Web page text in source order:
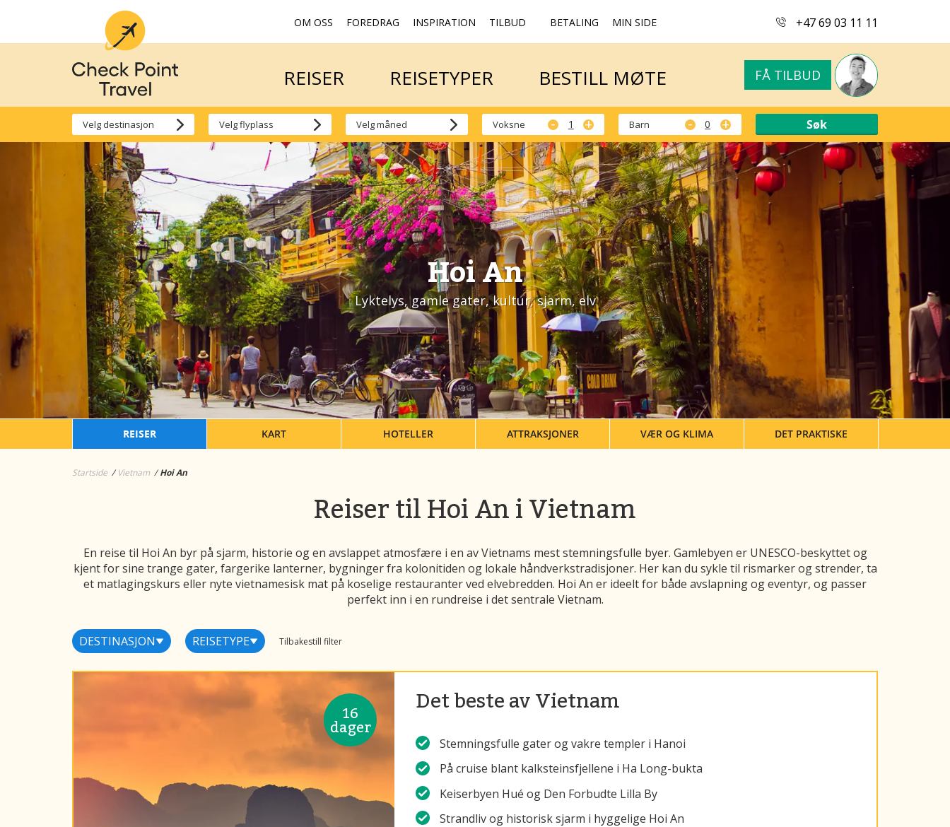
+47 69 03 11 11
OM OSS FOREDRAG INSPIRATION TILBUD BETALING MIN SIDE
REISER REISETYPER BESTILL MØTE FÅ TILBUD
REISER REISETYPER BESTILL MØTE FÅ TILBUD
Voksne - + Barn - +
Hoi An
Lyktelys, gamle gater, kultur, sjarm, elv
REISER KART HOTELLER ATTRAKSJONER VÆR OG KLIMA DET PRAKTISKE
Startside Vietnam Hoi An
Reiser til Hoi An i Vietnam
En reise til Hoi An byr på sjarm, historie og en avslappet atmosfære i en av Vietnams mest stemningsfulle byer. Gamlebyen er UNESCO-beskyttet og
kjent for sine trange gater, fargerike lanterner, bygninger fra kolonitiden og lokale håndverkstradisjoner. Her kan du sykle til rismarker og strender, ta
et matlagingskurs eller nyte vietnamesisk mat på koselige restauranter ved elvebredden. Hoi An er ideelt for både avslapning og eventyr, og passer
perfekt inn i en rundreise i det sentrale Vietnam.
DESTINASJON REISETYPE Tilbakestill filter
16
dager
Det beste av Vietnam
Stemningsfulle gater og vakre templer i Hanoi
På cruise blant kalksteinsfjellene i Ha Long-bukta
Keiserbyen Hué og Den Forbudte Lilla By
Strandliv og historisk sjarm i hyggelige Hoi An